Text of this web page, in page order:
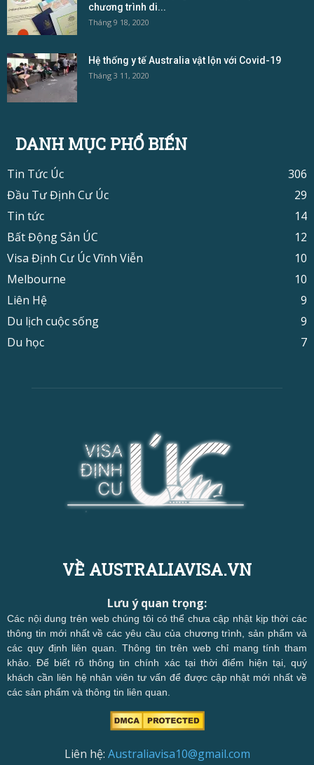
chương trình di...
Tháng 9 18, 2020
Hệ thống y tế Australia vật lộn với Covid-19
Tháng 3 11, 2020
DANH MỤC PHỔ BIẾN
Tin Tức Úc
306
Đầu Tư Định Cư Úc
29
Tin tức
14
Bất Động Sản ÚC
12
Visa Định Cư Úc Vĩnh Viễn
10
Melbourne
10
Liên Hệ
9
Du lịch cuộc sống
9
Du học
7
VỀ AUSTRALIAVISA.VN
Lưu ý quan trọng:
Các nội dung trên web chúng tôi có thể chưa cập nhật kịp thời các
thông tin mới nhất về các yêu cầu của chương trình, sản phẩm và
các quy định liên quan. Thông tin trên web chỉ mang tính tham
khảo. Để biết rõ thông tin chính xác tại thời điểm hiện tại, quý
khách cần liên hệ nhân viên tư vấn để được cập nhật mới nhất về
các sản phẩm và thông tin liên quan.
Liên hệ: Australiavisa10@gmail.com